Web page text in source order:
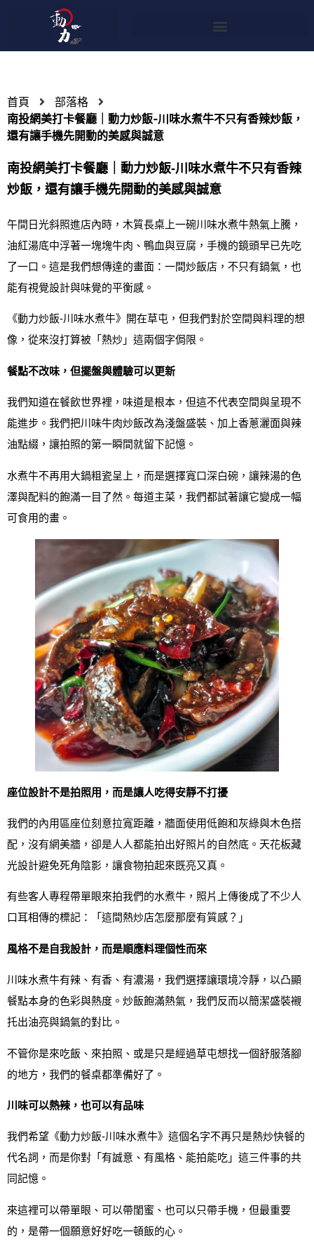
首頁
部落格
南投網美打卡餐廳｜動力炒飯‑川味水煮牛不只有香辣炒飯，
還有讓手機先開動的美感與誠意
南投網美打卡餐廳｜動力炒飯‑川味水煮牛不只有香辣
炒飯，還有讓手機先開動的美感與誠意
午間日光斜照進店內時，木質長桌上一碗川味水煮牛熱氣上騰，
油紅湯底中浮著一塊塊牛肉、鴨血與豆腐，手機的鏡頭早已先吃
了一口。這是我們想傳達的畫面：一間炒飯店，不只有鍋氣，也
能有視覺設計與味覺的平衡感。
《動力炒飯‑川味水煮牛》開在草屯，但我們對於空間與料理的想
像，從來沒打算被「熱炒」這兩個字侷限。
餐點不改味，但擺盤與體驗可以更新
我們知道在餐飲世界裡，味道是根本，但這不代表空間與呈現不
能進步。我們把川味牛肉炒飯改為淺盤盛裝、加上香蔥灑面與辣
油點綴，讓拍照的第一瞬間就留下記憶。
水煮牛不再用大鍋粗瓷呈上，而是選擇寬口深白碗，讓辣湯的色
澤與配料的飽滿一目了然。每道主菜，我們都試著讓它變成一幅
可食用的畫。
座位設計不是拍照用，而是讓人吃得安靜不打擾
我們的內用區座位刻意拉寬距離，牆面使用低飽和灰綠與木色搭
配，沒有網美牆，卻是人人都能拍出好照片的自然底。天花板藏
光設計避免死角陰影，讓食物拍起來既亮又真。
有些客人專程帶單眼來拍我們的水煮牛，照片上傳後成了不少人
口耳相傳的標記：「這間熱炒店怎麼那麼有質感？」
風格不是自我設計，而是順應料理個性而來
川味水煮牛有辣、有香、有濃湯，我們選擇讓環境冷靜，以凸顯
餐點本身的色彩與熱度。炒飯飽滿熱氣，我們反而以簡潔盛裝襯
托出油亮與鍋氣的對比。
不管你是來吃飯、來拍照、或是只是經過草屯想找一個舒服落腳
的地方，我們的餐桌都準備好了。
川味可以熱辣，也可以有品味
我們希望《動力炒飯‑川味水煮牛》這個名字不再只是熱炒快餐的
代名詞，而是你對「有誠意、有風格、能拍能吃」這三件事的共
同記憶。
來這裡可以帶單眼、可以帶閨蜜、也可以只帶手機，但最重要
的，是帶一個願意好好吃一頓飯的心。